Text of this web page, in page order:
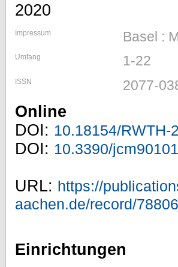
2020
Impressum Basel :
Umfang 1-22
ISSN 2077-
Online
DOI: 10.18154/RWTH-
DOI: 10.3390/
URL: https://
aachen.de/record/
Einrichtungen